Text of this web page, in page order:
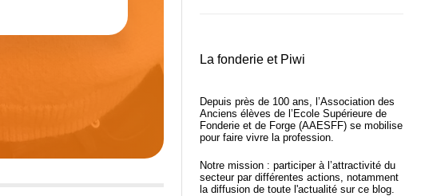
La fonderie et Piwi
Depuis près de 100 ans, l’Association des
Anciens élèves de l’Ecole Supérieure de
Fonderie et de Forge (AAESFF) se mobilise
pour faire vivre la profession.
Notre mission : participer à l’attractivité du
secteur par différentes actions, notamment
la diffusion de toute l'actualité sur ce blog.